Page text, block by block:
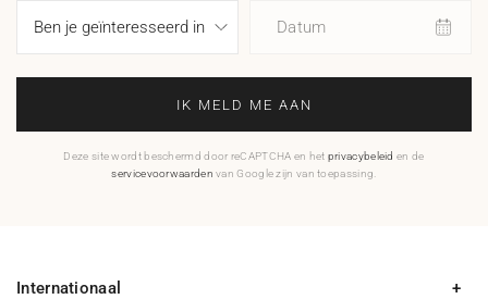
Datum
IK MELD ME AAN
Deze site wordt beschermd door reCAPTCHA en het privacybeleid en de
servicevoorwaarden van Google zijn van toepassing.
Internationaal